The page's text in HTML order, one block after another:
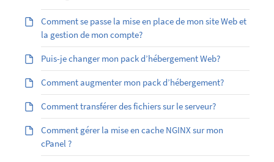
Comment se passe la mise en place de mon site Web et
la gestion de mon compte?
Puis-je changer mon pack d’hébergement Web?
Comment augmenter mon pack d’hébergement?
Comment transférer des fichiers sur le serveur?
Comment gérer la mise en cache NGINX sur mon
cPanel ?